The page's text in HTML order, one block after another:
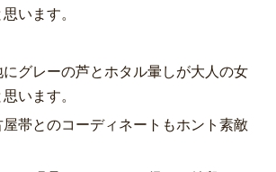
います。
グレーの芦とホタル暈しが大人の女
います。
帯とのコーディネートもホント素敵